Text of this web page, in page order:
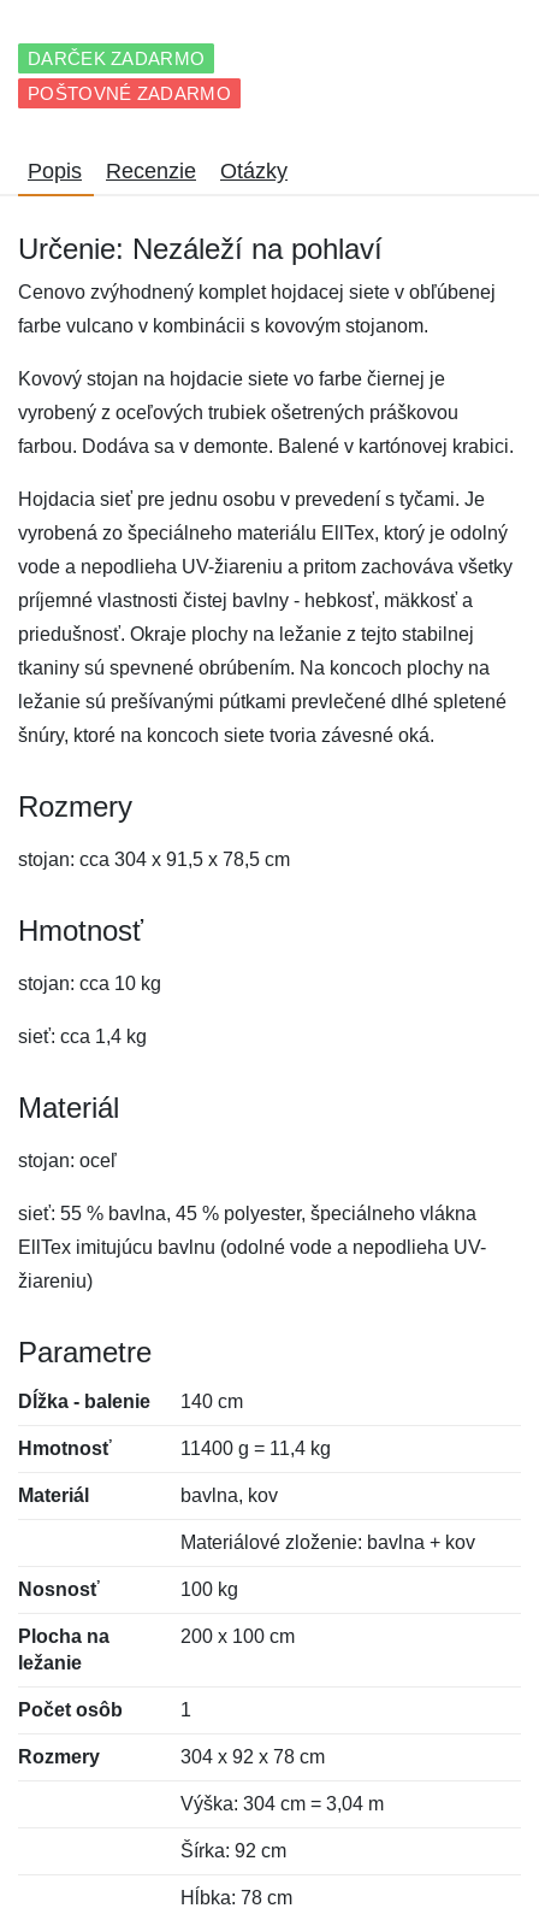
DARČEK ZADARMO
POŠTOVNÉ ZADARMO
Popis Recenzie Otázky
Určenie: Nezáleží na pohlaví
Cenovo zvýhodnený komplet hojdacej siete v obľúbenej
farbe vulcano v kombinácii s kovovým stojanom.
Kovový stojan na hojdacie siete vo farbe čiernej je
vyrobený z oceľových trubiek ošetrených práškovou
farbou. Dodáva sa v demonte. Balené v kartónovej krabici.
Hojdacia sieť pre jednu osobu v prevedení s tyčami. Je
vyrobená zo špeciálneho materiálu EllTex, ktorý je odolný
vode a nepodlieha UV-žiareniu a pritom zachováva všetky
príjemné vlastnosti čistej bavlny - hebkosť, mäkkosť a
priedušnosť. Okraje plochy na ležanie z tejto stabilnej
tkaniny sú spevnené obrúbením. Na koncoch plochy na
ležanie sú prešívanými pútkami prevlečené dlhé spletené
šnúry, ktoré na koncoch siete tvoria závesné oká.
Rozmery
stojan: cca 304 x 91,5 x 78,5 cm
Hmotnosť
stojan: cca 10 kg
sieť: cca 1,4 kg
Materiál
stojan: oceľ
sieť: 55 % bavlna, 45 % polyester, špeciálneho vlákna
EllTex imitujúcu bavlnu (odolné vode a nepodlieha UV-
žiareniu)
Parametre
Dĺžka - balenie 140 cm
Hmotnosť 11400 g = 11,4 kg
Materiál bavlna, kov
Materiálové zloženie: bavlna + kov
Nosnosť 100 kg
Plocha na
ležanie
200 x 100 cm
Počet osôb 1
Rozmery 304 x 92 x 78 cm
Výška: 304 cm = 3,04 m
Šírka: 92 cm
Hĺbka: 78 cm